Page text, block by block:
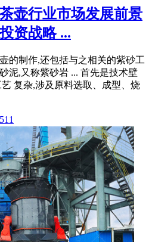
壶行业市场发展前景
资战略 ...
的制作,还包括与之相关的紫砂工
泥,又称紫砂岩 ... 首先是技术壁
复杂,涉及原料选取、成型、烧